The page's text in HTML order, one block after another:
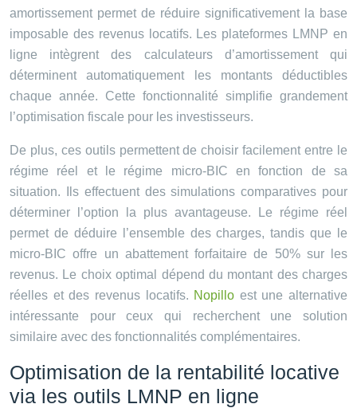
amortissement permet de réduire significativement la base
imposable des revenus locatifs. Les plateformes LMNP en
ligne intègrent des calculateurs d’amortissement qui
déterminent automatiquement les montants déductibles
chaque année. Cette fonctionnalité simplifie grandement
l’optimisation fiscale pour les investisseurs.
De plus, ces outils permettent de choisir facilement entre le
régime réel et le régime micro-BIC en fonction de sa
situation. Ils effectuent des simulations comparatives pour
déterminer l’option la plus avantageuse. Le régime réel
permet de déduire l’ensemble des charges, tandis que le
micro-BIC offre un abattement forfaitaire de 50% sur les
revenus. Le choix optimal dépend du montant des charges
réelles et des revenus locatifs. Nopillo est une alternative
intéressante pour ceux qui recherchent une solution
similaire avec des fonctionnalités complémentaires.
Optimisation de la rentabilité locative
via les outils LMNP en ligne